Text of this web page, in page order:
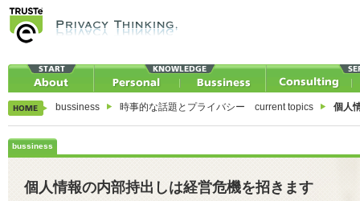
bussiness 時事的な話題とプライバシー current topics 個人
bussiness
個人情報の内部持出しは経営危機を招きます